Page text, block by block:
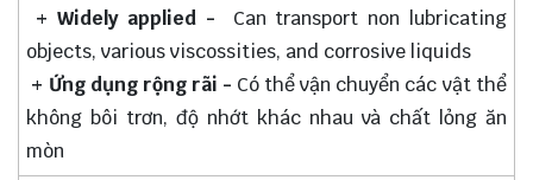
+ Widely applied - Can transport non lubricating
objects, various viscossities, and corrosive liquids
+ Ứng dụng rộng rãi - Có thể vận chuyển các vật thể
không bôi trơn, độ nhớt khác nhau và chất lỏng ăn
mòn